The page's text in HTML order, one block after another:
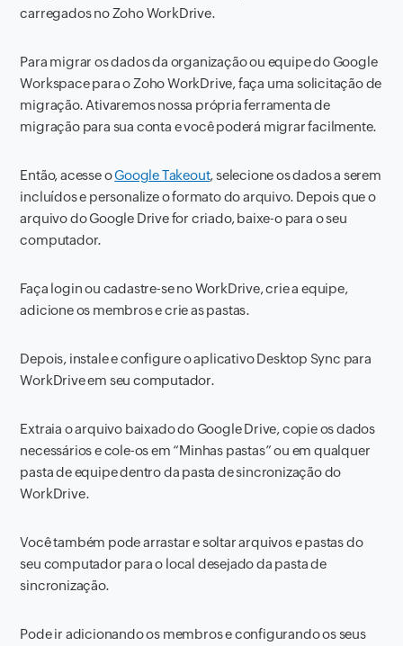
carregados no Zoho WorkDrive.
Para migrar os dados da organização ou equipe do Google
Workspace para o Zoho WorkDrive, faça uma solicitação de
migração. Ativaremos nossa própria ferramenta de
migração para sua conta e você poderá migrar facilmente.
Então, acesse oGoogle Takeout, selecione os dados a serem
incluídos e personalize o formato do arquivo. Depois que o
arquivo do Google Drive for criado, baixe-o para o seu
computador.
Faça login ou cadastre-se no WorkDrive, crie a equipe,
adicione os membros e crie as pastas.
Depois, instale e configure o aplicativo Desktop Sync para
WorkDrive em seu computador.
Extraia o arquivo baixado do Google Drive, copie os dados
necessários e cole-os em “Minhas pastas” ou em qualquer
pasta de equipe dentro da pasta de sincronização do
WorkDrive.
Você também pode arrastar e soltar arquivos e pastas do
seu computador para o local desejado da pasta de
sincronização.
Pode ir adicionando os membros e configurando os seus